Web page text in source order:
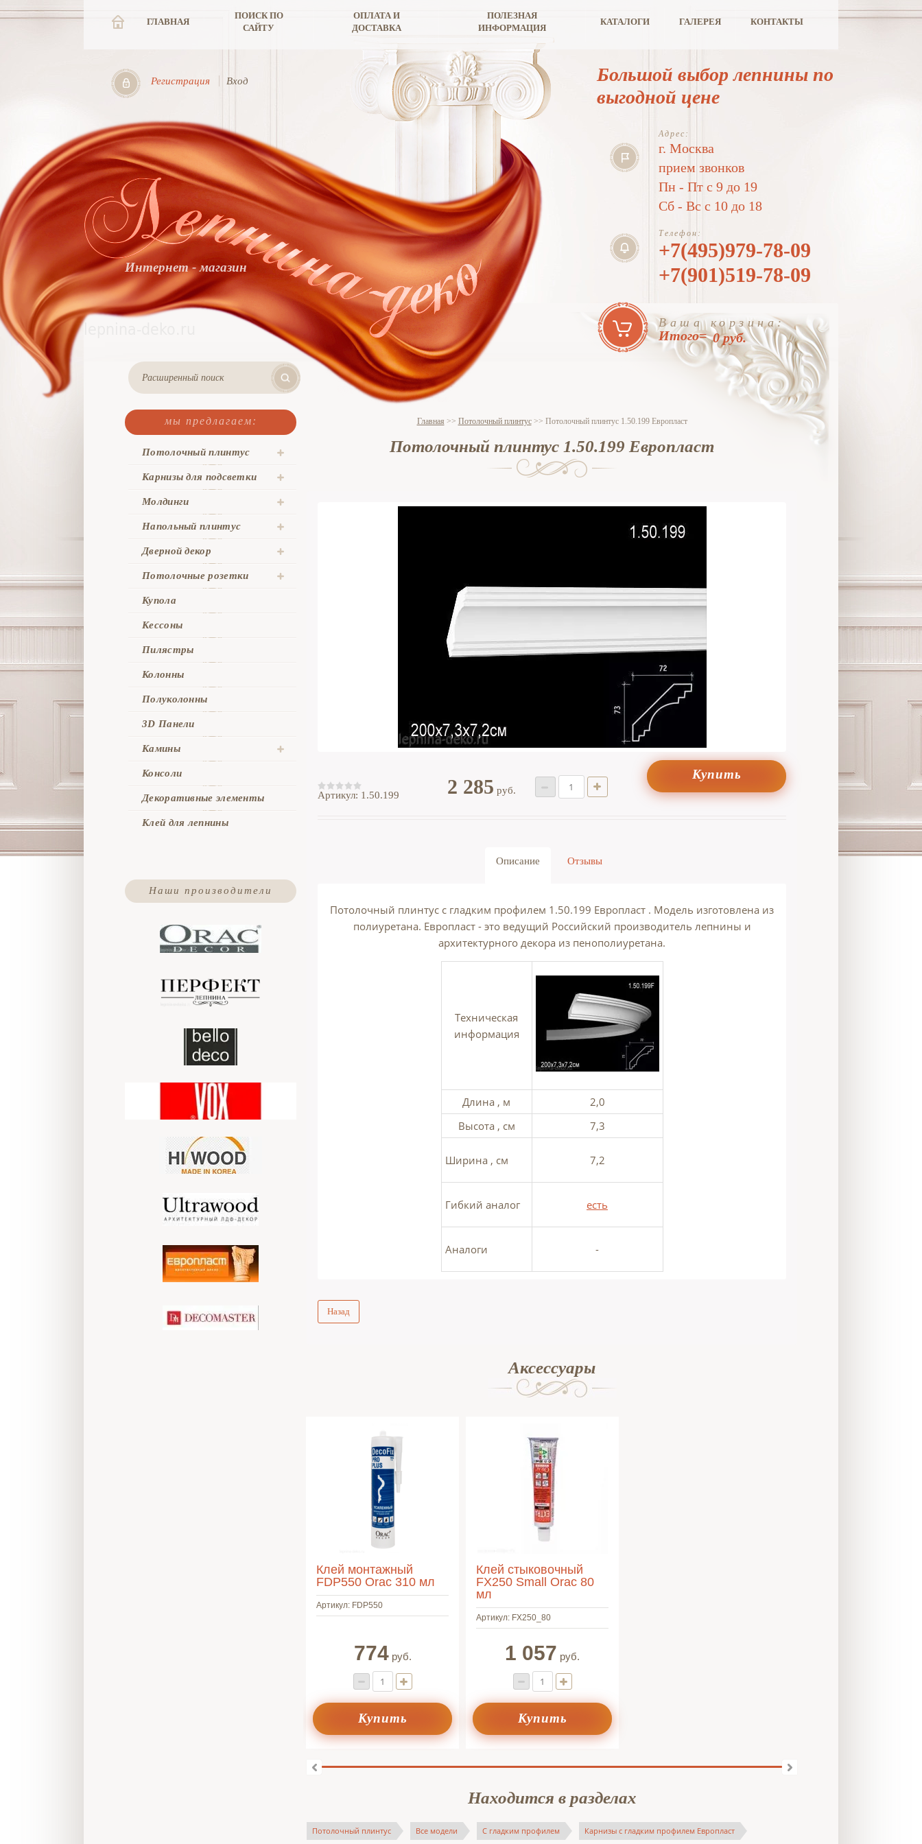
ГЛАВНАЯ
ПОИСК ПО
САЙТУ
ОПЛАТА И
ДОСТАВКА
ПОЛЕЗНАЯ
ИНФОРМАЦИЯ
КАТАЛОГИ ГАЛЕРЕЯ КОНТАКТЫ
Регистрация Вход
Интернет - магазин
Большой выбор лепнины по
выгодной цене
Адрес:
г. Москва
прием звонков
Пн - Пт с 9 до 19
Сб - Вс с 10 до 18
Телефон:
+7(495)979-78-09
+7(901)519-78-09
Ваша корзина:
Итого=0руб.
Расширенный поиск
мы предлагаем:
Потолочный плинтус
Карнизы для подсветки
Молдинги
Напольный плинтус
Дверной декор
Потолочные розетки
Купола
Кессоны
Пилястры
Колонны
Полуколонны
3D Панели
Камины
Консоли
Декоративные элементы
Клей для лепнины
Наши производители
Главная >> Потолочный плинтус>> Потолочный плинтус 1.50.199 Европласт
Потолочный плинтус 1.50.199 Европласт
Артикул: 1.50.199 2 285 руб.
Купить
Описание Отзывы
Потолочный плинтус с гладким профилем 1.50.199 Европласт . Модель изготовлена из
полиуретана. Европласт - это ведущий Российский производитель лепнины и
архитектурного декора из пенополиуретана.
Техническая
информация
Длина , м
2,0
Высота , см
7,3
Ширина , см 7,2
Гибкий аналог есть
Аналоги -
Назад
Аксессуары
Клей монтажный
FDP550 Orac 310 мл
Артикул: FDP550
774руб.
Купить
Клей стыковочный
FX250 Small Orac 80
мл
Артикул: FX250_80
1 057 руб.
Купить
Находится в разделах
Потолочный плинтус Все модели С гладким профилем Карнизы с гладким профилем Европласт